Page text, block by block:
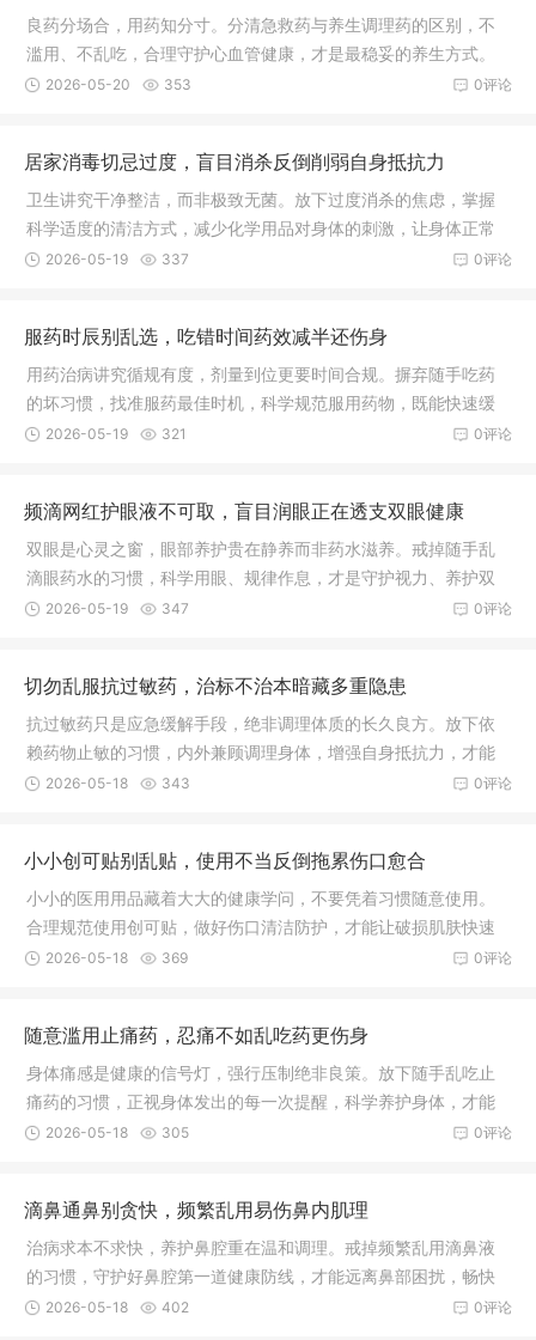
良药分场合，用药知分寸。分清急救药与养生调理药的区别，不
滥用、不乱吃，合理守护心血管健康，才是最稳妥的养生方式。
0评论
2026-05-20 353
居家消毒切忌过度，盲目消杀反倒削弱自身抵抗力
卫生讲究干净整洁，而非极致无菌。放下过度消杀的焦虑，掌握
科学适度的清洁方式，减少化学用品对身体的刺激，让身体正常
接触自然环境，慢慢养好自身免疫力，才是守护一家人平安健康
0评论
2026-05-19 337
服药时辰别乱选，吃错时间药效减半还伤身
用药治病讲究循规有度，剂量到位更要时间合规。摒弃随手吃药
的坏习惯，找准服药最佳时机，科学规范服用药物，既能快速缓
解身体病痛，又能最大程度减少药物对身体的伤害，早日恢复健
0评论
2026-05-19 321
频滴网红护眼液不可取，盲目润眼正在透支双眼健康
双眼是心灵之窗，眼部养护贵在静养而非药水滋养。戒掉随手乱
滴眼药水的习惯，科学用眼、规律作息，才是守护视力、养护双
眼最稳妥长久的方式。
0评论
2026-05-19 347
切勿乱服抗过敏药，治标不治本暗藏多重隐患
抗过敏药只是应急缓解手段，绝非调理体质的长久良方。放下依
赖药物止敏的习惯，内外兼顾调理身体，增强自身抵抗力，才能
从根本上减少过敏发作，安稳守护身体健康。
0评论
2026-05-18 343
小小创可贴别乱贴，使用不当反倒拖累伤口愈合
小小的医用用品藏着大大的健康学问，不要凭着习惯随意使用。
合理规范使用创可贴，做好伤口清洁防护，才能让破损肌肤快速
愈合，远离皮肤感染困扰。
0评论
2026-05-18 369
随意滥用止痛药，忍痛不如乱吃药更伤身
身体痛感是健康的信号灯，强行压制绝非良策。放下随手乱吃止
痛药的习惯，正视身体发出的每一次提醒，科学养护身体，才能
远离病痛折磨，守护身心长久安康。
0评论
2026-05-18 305
滴鼻通鼻别贪快，频繁乱用易伤鼻内肌理
治病求本不求快，养护鼻腔重在温和调理。戒掉频繁乱用滴鼻液
的习惯，守护好鼻腔第一道健康防线，才能远离鼻部困扰，畅快
呼吸。
0评论
2026-05-18 402